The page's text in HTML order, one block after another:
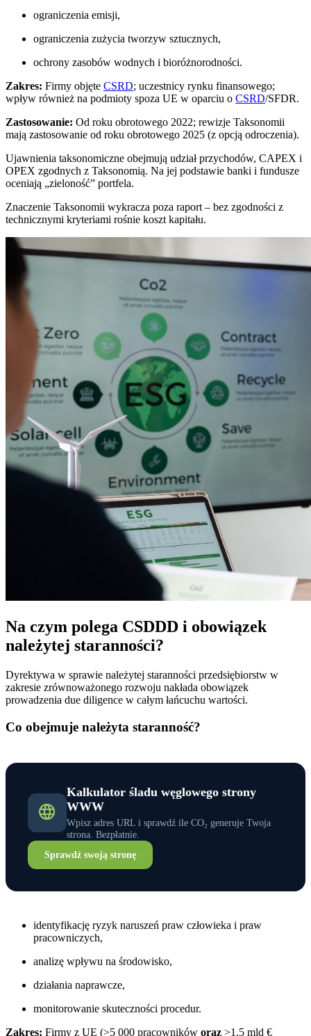
ograniczenia emisji,
ograniczenia zużycia tworzyw sztucznych,
ochrony zasobów wodnych i bioróżnorodności.
Zakres: Firmy objęte CSRD; uczestnicy rynku finansowego;
wpływ również na podmioty spoza UE w oparciu o CSRD/SFDR.
Zastosowanie: Od roku obrotowego 2022; rewizje Taksonomii
mają zastosowanie od roku obrotowego 2025 (z opcją odroczenia).
Ujawnienia taksonomiczne obejmują udział przychodów, CAPEX i
OPEX zgodnych z Taksonomią. Na jej podstawie banki i fundusze
oceniają „zieloność” portfela.
Znaczenie Taksonomii wykracza poza raport – bez zgodności z
technicznymi kryteriami rośnie koszt kapitału.
Na czym polega CSDDD i obowiązek
należytej staranności?
Dyrektywa w sprawie należytej staranności przedsiębiorstw w
zakresie zrównoważonego rozwoju nakłada obowiązek
prowadzenia due diligence w całym łańcuchu wartości.
Co obejmuje należyta staranność?
Kalkulator śladu węglowego strony
WWW
Wpisz adres URL i sprawdź ile CO₂ generuje Twoja
strona. Bezpłatnie.
Sprawdź swoją stronę
identyfikację ryzyk naruszeń praw człowieka i praw
pracowniczych,
analizę wpływu na środowisko,
działania naprawcze,
monitorowanie skuteczności procedur.
Zakres: Firmy z UE (>5 000 pracowników oraz >1,5 mld €